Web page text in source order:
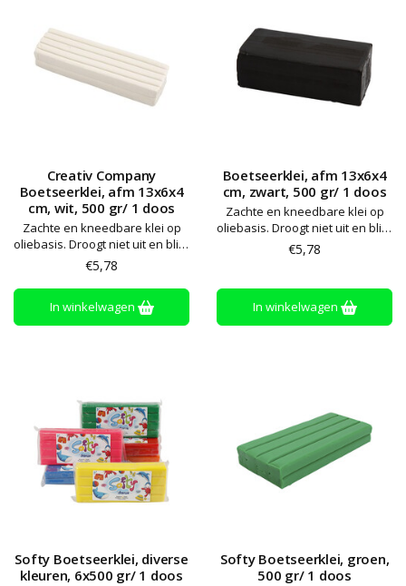
Creativ Company
Boetseerklei, afm 13x6x4
cm, wit, 500 gr/ 1 doos
Zachte en kneedbare klei op
oliebasis. Droogt niet uit en blijft
zacht. Alle kleuren kunnen
worden gemengd. Bewaren op
kamertemperatuur
€5,78
In winkelwagen
Boetseerklei, afm 13x6x4
cm, zwart, 500 gr/ 1 doos
Zachte en kneedbare klei op
oliebasis. Droogt niet uit en blijft
zacht. Alle kleuren kunnen
worden gemengd. Bewaren op
€5,78
In winkelwagen
Softy Boetseerklei, diverse
kleuren, 6x500 gr/ 1 doos
Softy Boetseerklei, groen,
500 gr/ 1 doos